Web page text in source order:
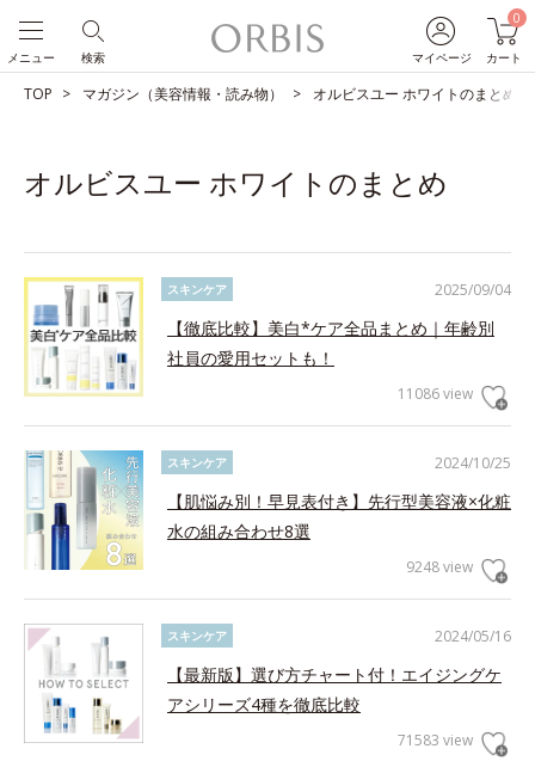
マイページ
0
カート
検索
メニュー
TOP マガジン（美容情報・読み物） オルビスユー ホワイトのまとめ
オルビスユー ホワイトのまとめ
2025/09/04
スキンケア
【徹底比較】美白*ケア全品まとめ｜年齢別
社員の愛用セットも！
11086 view
2024/10/25
スキンケア
【肌悩み別！早見表付き】先行型美容液×化粧
水の組み合わせ8選
9248 view
2024/05/16
スキンケア
【最新版】選び方チャート付！エイジングケ
アシリーズ4種を徹底比較
71583 view